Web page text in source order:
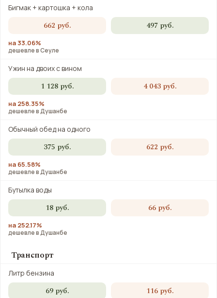
Бигмак + картошка + кола
662 руб. 497 руб.
на 33.06%
дешевле в Сеуле
Ужин на двоих с вином
1 128 руб. 4 043 руб.
на 258.35%
дешевле в Душанбе
Обычный обед на одного
375 руб. 622 руб.
на 65.58%
дешевле в Душанбе
Бутылка воды
18 руб. 66 руб.
на 252.17%
дешевле в Душанбе
Транспорт
Литр бензина
69 руб. 116 руб.